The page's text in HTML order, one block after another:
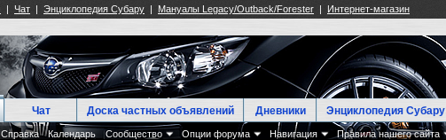
Справка Календарь Сообщество Опции форума Навигация Правила нашего сайта
Чат Доска частных объявлений Дневники Энциклопедия Субару